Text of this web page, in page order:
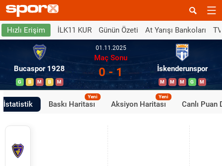
Hızlı Erişim İLK11 KUR Günün Özeti At Yarışı Bankoları
Bucaspor 1928
G B M B M
01.11.2025
Maç Sonu
0 - 1 İskenderunspor
M M M G M
İstatistik Baskı Haritası
Yeni
Aksiyon Haritası
Yeni
Canlı Puan